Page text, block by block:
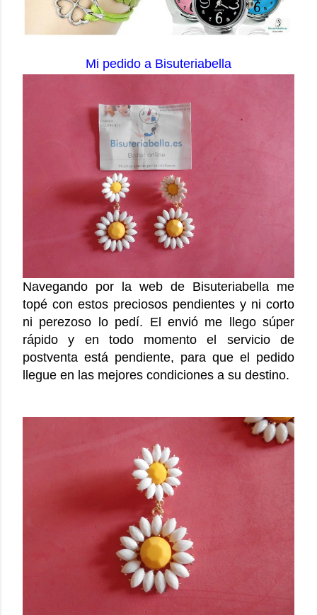
Mi pedido a Bisuteriabella
Navegando por la web de Bisuteriabella me
topé con estos preciosos pendientes y ni corto
ni perezoso lo pedí. El envió me llego súper
rápido y en todo momento el servicio de
postventa está pendiente, para que el pedido
llegue en las mejores condiciones a su destino.